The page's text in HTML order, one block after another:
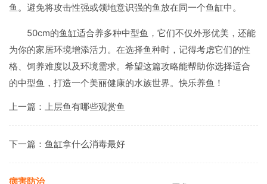
鱼。避免将攻击性强或领地意识强的鱼放在同一个鱼缸中。
50cm的鱼缸适合养多种中型鱼，它们不仅外形优美，还能
为你的家居环境增添活力。在选择鱼种时，记得考虑它们的性
格、饲养难度以及环境需求。希望这篇攻略能帮助你选择适合
的中型鱼，打造一个美丽健康的水族世界。快乐养鱼！
上一篇： 上层鱼有哪些观赏鱼
下一篇： 鱼缸拿什么消毒最好
病害防治